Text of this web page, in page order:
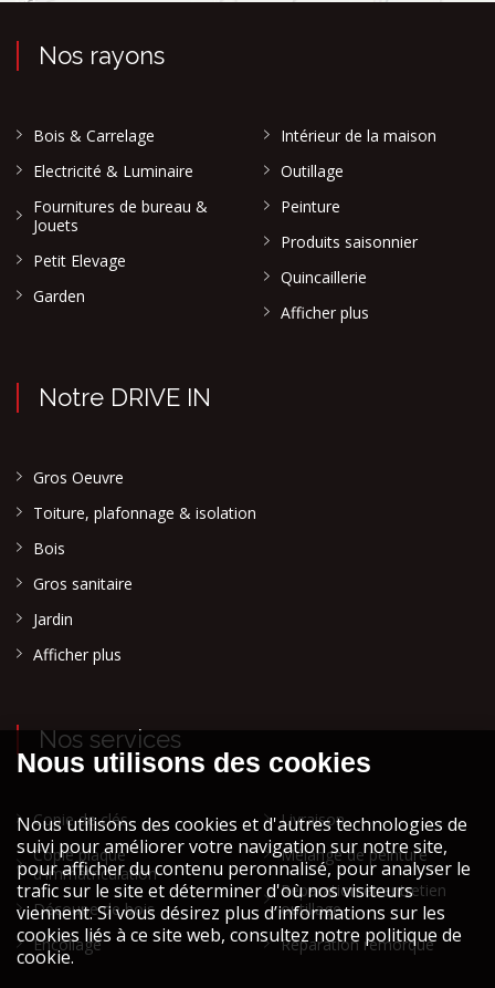
Nos rayons
Bois & Carrelage
Electricité & Luminaire
Fournitures de bureau &
Jouets
Petit Elevage
Garden
Intérieur de la maison
Outillage
Peinture
Produits saisonnier
Quincaillerie
Afficher plus
Notre DRIVE IN
Gros Oeuvre
Toiture, plafonnage & isolation
Bois
Gros sanitaire
Jardin
Afficher plus
Nos services
Copie de clés
Copie plaque
d'immatriculation
Découpe de bois
Encollage
Livraison
Mélange de peinture
Réparation et entretien
outillage
Réparation remorque